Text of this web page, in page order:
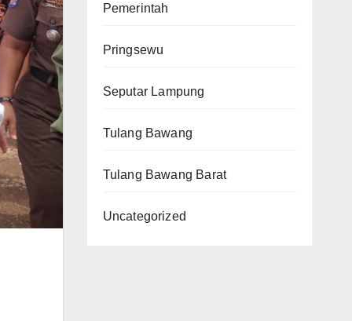
Pemerintah
Pringsewu
Seputar Lampung
Tulang Bawang
Tulang Bawang Barat
Uncategorized